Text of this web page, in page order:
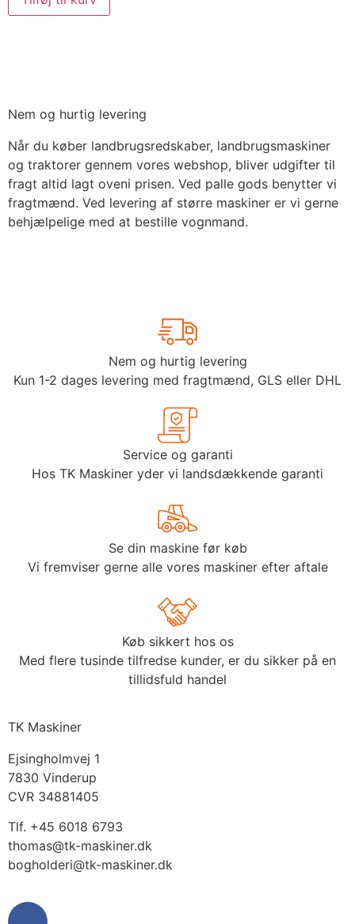
Nem og hurtig levering
Når du køber landbrugsredskaber, landbrugsmaskiner
og traktorer gennem vores webshop, bliver udgifter til
fragt altid lagt oveni prisen. Ved palle gods benytter vi
fragtmænd. Ved levering af større maskiner er vi gerne
behjælpelige med at bestille vognmand.
Nem og hurtig levering
Kun 1-2 dages levering med fragtmænd, GLS eller DHL
Service og garanti
Hos TK Maskiner yder vi landsdækkende garanti
Se din maskine før køb
Vi fremviser gerne alle vores maskiner efter aftale
Køb sikkert hos os
Med flere tusinde tilfredse kunder, er du sikker på en
tillidsfuld handel
TK Maskiner
Ejsingholmvej 1
7830 Vinderup
CVR 34881405
​Tlf. +45 6018 6793
thomas@tk-maskiner.dk
bogholderi@tk-maskiner.dk